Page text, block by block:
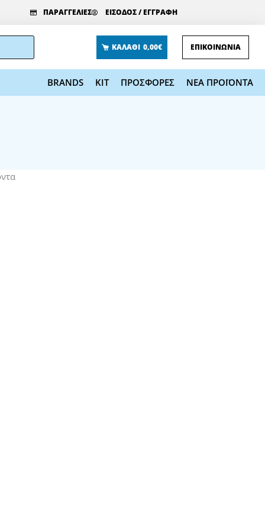
ΠΑΡΑΓΓΕΛΙΕΣ ΕΙΣΟΔΟΣ / ΕΓΓΡΑΦΗ
ΚΑΛΑΘΙ 0,00€ ΕΠΙΚΟΙΝΩΝΙΑ
BRANDS KIT ΠΡΟΣΦΟΡΕΣ ΝΕΑ ΠΡΟΪΟΝΤΑ